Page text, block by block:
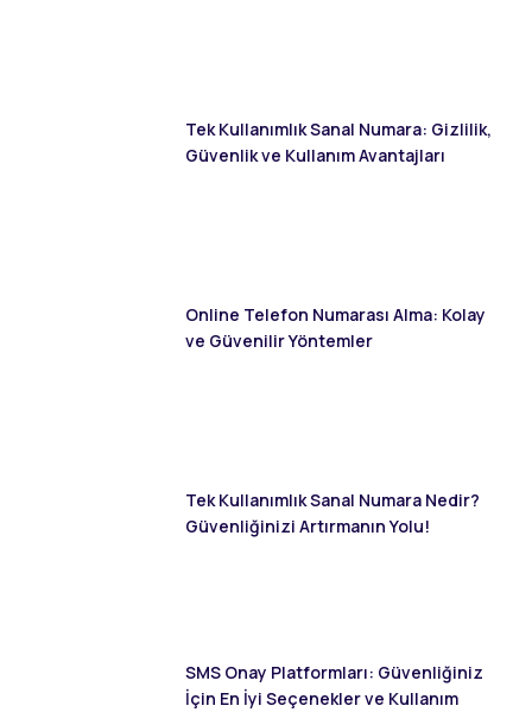
Tek Kullanımlık Sanal Numara: Gizlilik,
Güvenlik ve Kullanım Avantajları
Online Telefon Numarası Alma: Kolay
ve Güvenilir Yöntemler
Tek Kullanımlık Sanal Numara Nedir?
Güvenliğinizi Artırmanın Yolu!
SMS Onay Platformları: Güvenliğiniz
İçin En İyi Seçenekler ve Kullanım